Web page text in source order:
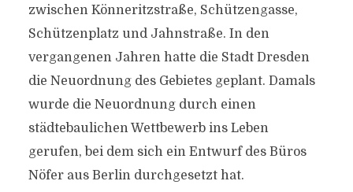
zwischen Könneritzstraße, Schützengasse,
Schützenplatz und Jahnstraße. In den
vergangenen Jahren hatte die Stadt Dresden
die Neuordnung des Gebietes geplant. Damals
wurde die Neuordnung durch einen
städtebaulichen Wettbewerb ins Leben
gerufen, bei dem sich ein Entwurf des Büros
Nöfer aus Berlin durchgesetzt hat.